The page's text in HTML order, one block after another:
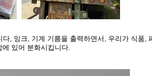
, 잉크, 기계 기름을 출력하면서, 우리가 식품,
있어 분화시킵니다.